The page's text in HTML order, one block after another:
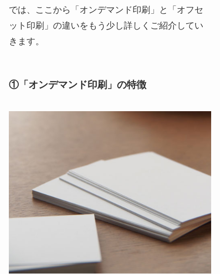
では、ここから「オンデマンド印刷」と「オフセ
ット印刷」の違いをもう少し詳しくご紹介してい
きます。
①「オンデマンド印刷」の特徴